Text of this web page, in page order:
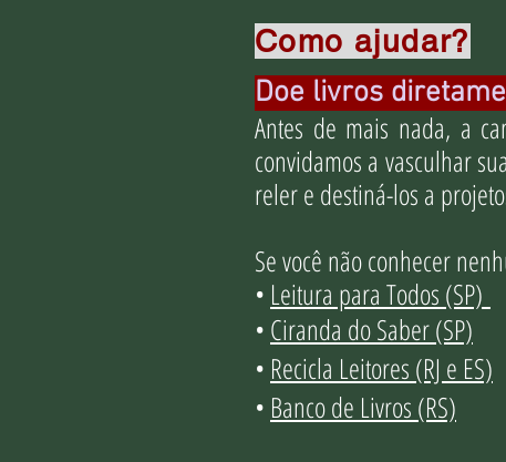
Como ajudar?
Doe livros
Antes de mais nada, a
convidamos a vasculhar
reler e destiná-los a
Se você não conhecer
• Leitura para Todos (SP)
• Ciranda do Saber (SP)
• Recicla Leitores (RJ e ES)
• Banco de Livros (RS)